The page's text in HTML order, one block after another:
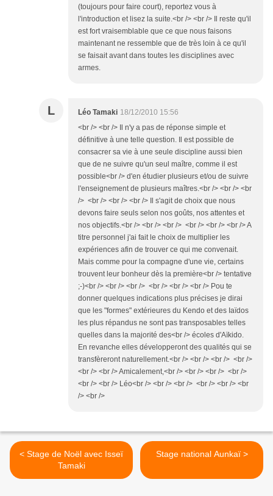
(toujours pour faire court), reportez vous à
l'introduction et lisez la suite.<br /> <br /> Il reste qu'il
est fort vraisemblable que ce que nous faisons
maintenant ne ressemble que de très loin à ce qu'il
se faisait avant dans toutes les disciplines avec
armes.
L Léo Tamaki 18/12/2010 15:56
<br /> <br /> Il n'y a pas de réponse simple et
définitive à une telle question. Il est possible de
consacrer sa vie à une seule discipline aussi bien
que de ne suivre qu'un seul maître, comme il est
possible<br /> d'en étudier plusieurs et/ou de suivre
l'enseignement de plusieurs maîtres.<br /> <br /> <br
/> <br /> <br /> <br /> Il s'agit de choix que nous
devons faire seuls selon nos goûts, nos attentes et
nos objectifs.<br /> <br /> <br /> <br /> <br /> <br /> A
titre personnel j'ai fait le choix de multiplier les
expériences afin de trouver ce qui me convenait.
Mais comme pour la compagne d'une vie, certains
trouvent leur bonheur dès la première<br /> tentative
;-)<br /> <br /> <br /> <br /> <br /> <br /> Pou te
donner quelques indications plus précises je dirai
que les "formes" extérieures du Kendo et des Iaïdos
les plus répandus ne sont pas transposables telles
quelles dans la majorité des<br /> écoles d'Aïkido.
En revanche elles développeront des qualités qui se
transfèreront naturellement.<br /> <br /> <br /> <br />
<br /> <br /> Amicalement,<br /> <br /> <br /> <br />
<br /> <br /> Léo<br /> <br /> <br /> <br /> <br /> <br
/> <br />
< Stage de Noël avec Isseï
Tamaki
Stage national Aunkaï >